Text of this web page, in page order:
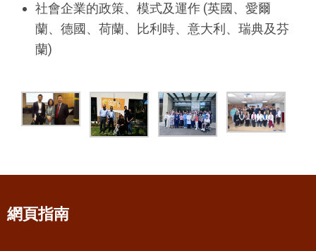
社會企業的政策、模式及運作 (英國、愛爾
蘭、德國、荷蘭、比利時、意大利、瑞典及芬
蘭)
網頁指南